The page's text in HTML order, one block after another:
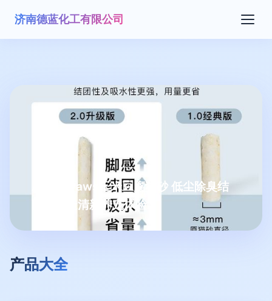
济南德蓝化工有限公司
All for Paws玉米豆腐猫砂 低尘除臭结
团，打造清新养宠体验
产品大全